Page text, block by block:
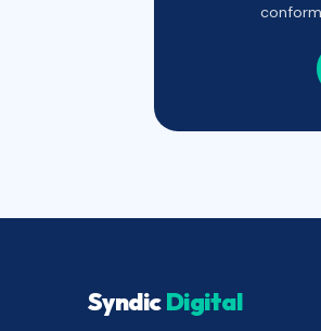
SyndicDigital